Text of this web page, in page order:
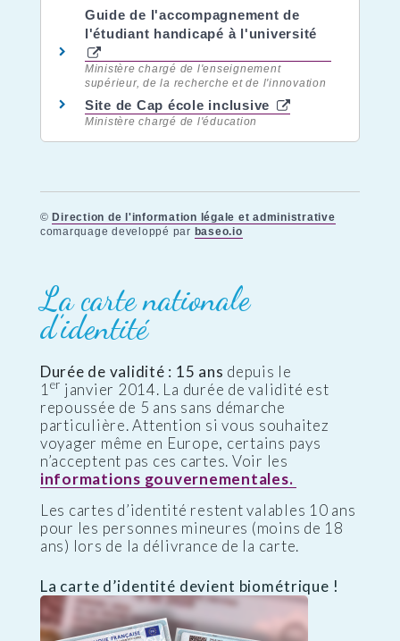
Guide de l'accompagnement de
l'étudiant handicapé à l'université
Ministère chargé de l'enseignement
supérieur, de la recherche et de l'innovation
Site de Cap école inclusive
Ministère chargé de l'éducation
©Direction de l'information légale et administrative
comarquage developpé par baseo.io
La carte nationale
d’identité
Durée de validité : 15 ans depuis le
1 er janvier 2014. La durée de validité est
repoussée de 5 ans sans démarche
particulière. Attention si vous souhaitez
voyager même en Europe, certains pays
n’acceptent pas ces cartes. Voir les
informations gouvernementales.
Les cartes d’identité restent valables 10 ans
pour les personnes mineures (moins de 18
ans) lors de la délivrance de la carte.
La carte d’identité devient biométrique !